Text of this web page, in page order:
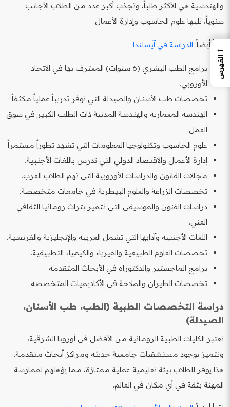
والهندسية هي الأكثر طلباً، وتجذب أكبر عدد من الطلاب الأجانب
سنوياً، تليها علوم الحاسوب وإدارة الأعمال.
اقرأ أيضاً: الدراسة في آيسلندا
برامج الطب البشري (6 سنوات) المعترف بها في الاتحاد
الأوروبي.
تخصصات طب الأسنان والصيدلة التي توفر تدريباً عملياً مكثفاً.
الهندسة المعمارية والهندسة المدنية ذات الطلب الكبير في سوق
العمل.
علوم الحاسوب وتكنولوجيا المعلومات التي تشهد تطوراً مستمراً.
إدارة الأعمال والاقتصاد الدولي التي تدرس باللغات الأجنبية.
مجالات القانون والدراسات الأوروبية التي تهم الطلاب العرب.
تخصصات الزراعة والعلوم البيطرية في جامعات متخصصة.
دراسات الفنون والموسيقى التي تتميز بتراث رومانيا الثقافي
الغني.
اللغات الأجنبية وآدابها التي تشمل العربية والإنجليزية والفرنسية.
تخصصات العلوم الطبيعية والفيزياء والكيمياء التطبيقية.
برامج الماجستير والدكتوراه في الأبحاث المتقدمة.
تخصصات الطيران والملاحة في الأكاديميات المتخصصة.
دراسة التخصصات الطبية (الطب، طب الأسنان،
الصيدلة)
تعتبر الكليات الطبية الرومانية من الأفضل في أوروبا الشرقية،
وتتميز بوجود مستشفيات جامعية حديثة ومراكز أبحاث متقدمة.
هذا يوفر للطلاب بيئة تعليمية عملية ممتازة، مما يؤهلهم لممارسة
المهنة بثقة في أي مكان في العالم.
←
الفهرس